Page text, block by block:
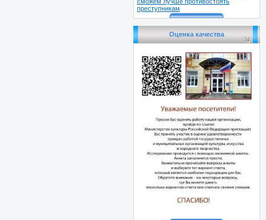
преступникам
Оценка качества